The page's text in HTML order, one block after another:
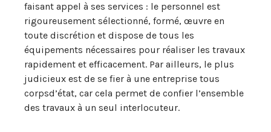
faisant appel à ses services : le personnel est
rigoureusement sélectionné, formé, œuvre en
toute discrétion et dispose de tous les
équipements nécessaires pour réaliser les travaux
rapidement et efficacement. Par ailleurs, le plus
judicieux est de se fier à une entreprise tous
corpsd’état, car cela permet de confier l’ensemble
des travaux à un seul interlocuteur.